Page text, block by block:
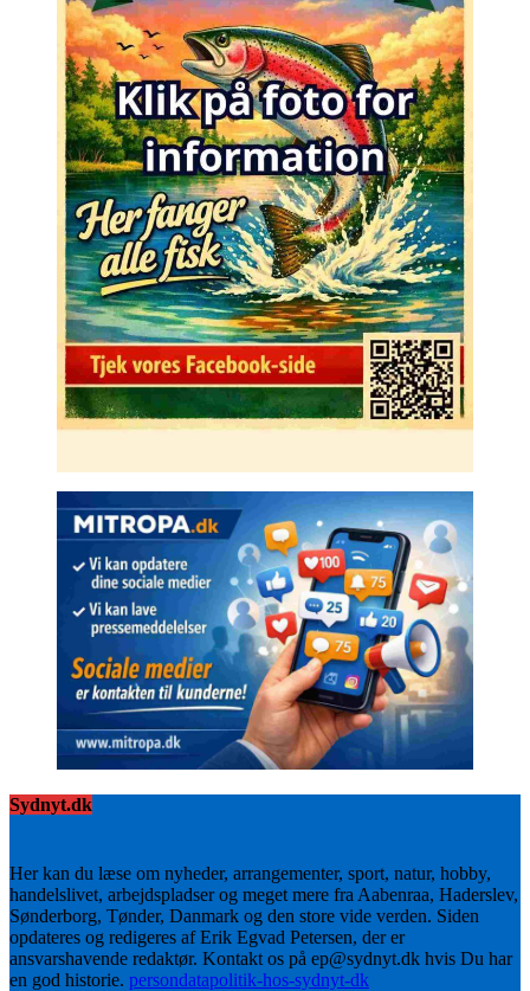
Sydnyt.dk
Her kan du læse om nyheder, arrangementer, sport, natur, hobby,
handelslivet, arbejdspladser og meget mere fra Aabenraa, Haderslev,
Sønderborg, Tønder, Danmark og den store vide verden. Siden
opdateres og redigeres af Erik Egvad Petersen, der er
ansvarshavende redaktør. Kontakt os på ep@sydnyt.dk hvis Du har
en god historie. persondatapolitik-hos-sydnyt-dk